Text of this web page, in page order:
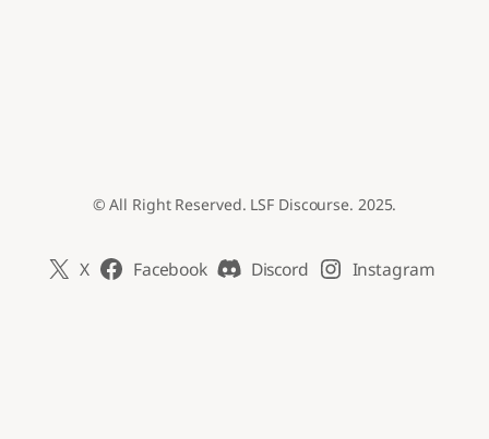
© All Right Reserved. LSF Discourse. 2025.
X Facebook Discord Instagram